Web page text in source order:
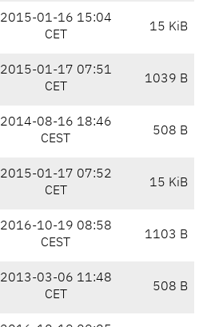
2015-01-16 15:04
CET
15 KiB
2015-01-17 07:51
CET
1039 B
2014-08-16 18:46
CEST
508 B
2015-01-17 07:52
CET
15 KiB
2016-10-19 08:58
CEST
1103 B
2013-03-06 11:48
CET
508 B